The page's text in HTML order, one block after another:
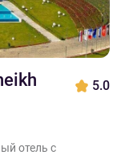
5.0
отель с